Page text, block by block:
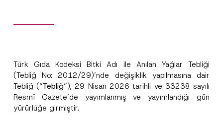
Türk Gıda Kodeksi Bitki Adı ile Anılan Yağlar Tebliği
(Tebliğ No: 2012/29)’nde değişiklik yapılmasına dair
Tebliğ (“Tebliğ”), 29 Nisan 2026 tarihli ve 33238 sayılı
Resmî Gazete’de yayımlanmış ve yayımlandığı gün
yürürlüğe girmiştir.